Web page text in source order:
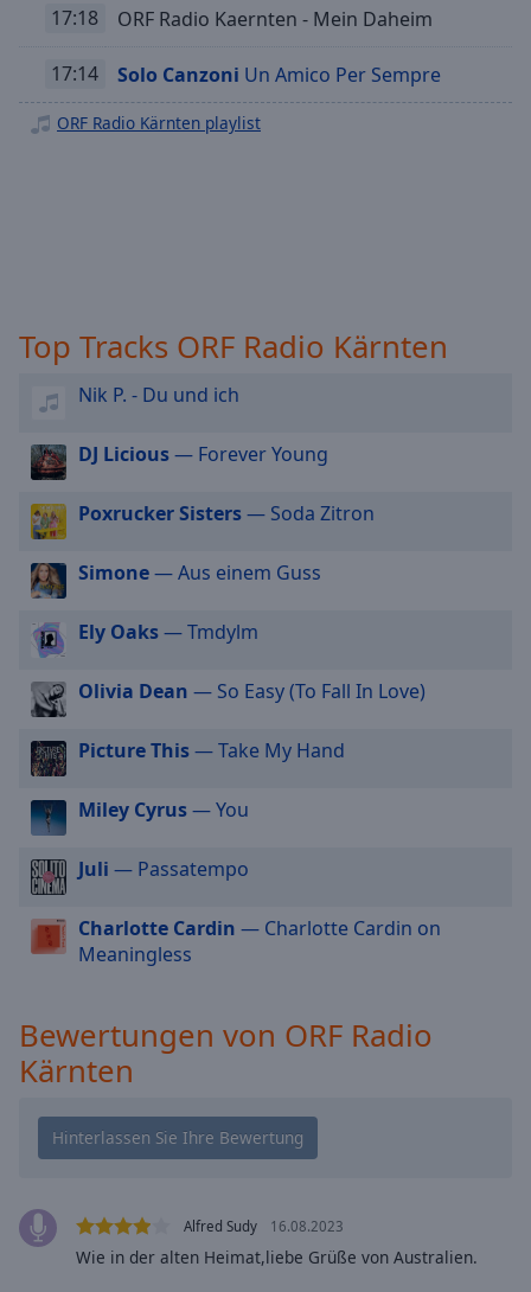
opens
settings
dialog
subtitles
Fullscreen
modal
window.
Beginning
dialog
Escape
cancel
and
close
window.
Color
Opacity
Background
Color
Opacity
Area
Background
ORF Radio Vorarlberg
17:18 ORF Radio Kaernten - Mein Daheim
17:14 Solo Canzoni Un Amico Per Sempre
ORF Radio Kärnten playlist
Top Tracks ORF Radio Kärnten
Nik P. - Du und ich
DJ Licious— Forever Young
Poxrucker Sisters— Soda Zitron
Simone— Aus einem Guss
Ely Oaks— Tmdylm
Olivia Dean — So Easy (To Fall In Love)
Picture This— Take My Hand
Miley Cyrus— You
Juli — Passatempo
Charlotte Cardin — Charlotte Cardin on
Meaningless
Bewertungen von ORF Radio
Kärnten
Alfred Sudy 16.08.2023
Wie in der alten Heimat,liebe Grüße von Australien.